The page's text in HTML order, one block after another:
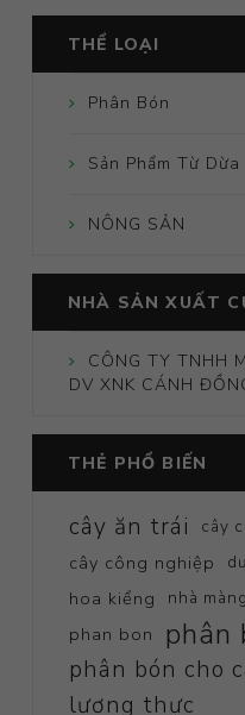
THỂ LOẠI
Phân Bón
Sản Phẩm Từ Dừa
NÔNG SẢN
NHÀ SẢN XUẤT
CÔNG TY TNHH
DV XNK CÁNH
THẺ PHỔ BIẾN
cây ăn trái cây
cây công nghiệp
hoa kiểng nhà
phan bon phân
phân bón cho
lương thực